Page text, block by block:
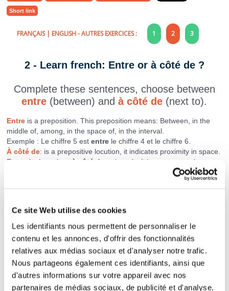
Ce site Web utilise des cookies
Les identifiants nous permettent de personnaliser le
contenu et les annonces, d'offrir des fonctionnalités
relatives aux médias sociaux et d'analyser notre trafic.
Nous partageons également ces identifiants, ainsi que
d'autres informations sur votre appareil avec nos
partenaires de médias sociaux, de publicité et d'analyse.
Short link
FRANÇAIS| ENGLISH- AUTRES EXERCICES : 1 2 3
2 - Learn french: Entre or à côté de ?
Complete these sentences, choose between
entre (between) andà côté de (next to).
Entre is a preposition. This preposition means: Between, in the
middle of, among, in the space of, in the interval.
Exemple : Le chiffre 5 estentre le chiffre 4 et le chiffre 6.
À côté de: is a prepositive locution, it indicates proximity in space.
Example: Le sel est à côté du poivre. (salt is near pepper)
Le chien est le lion et la cigogne.